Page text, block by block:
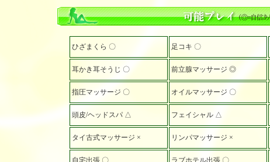
ひざまくら 〇 足コキ 〇
耳かき耳そうじ 〇 前立腺マッサージ ◎
指圧マッサージ 〇 オイルマッサージ 〇
頭皮/ヘッドスパ △ フェイシャル △
タイ古式マッサージ × リンパマッサージ ×
自宅出張 〇 ラブホテル出張 〇